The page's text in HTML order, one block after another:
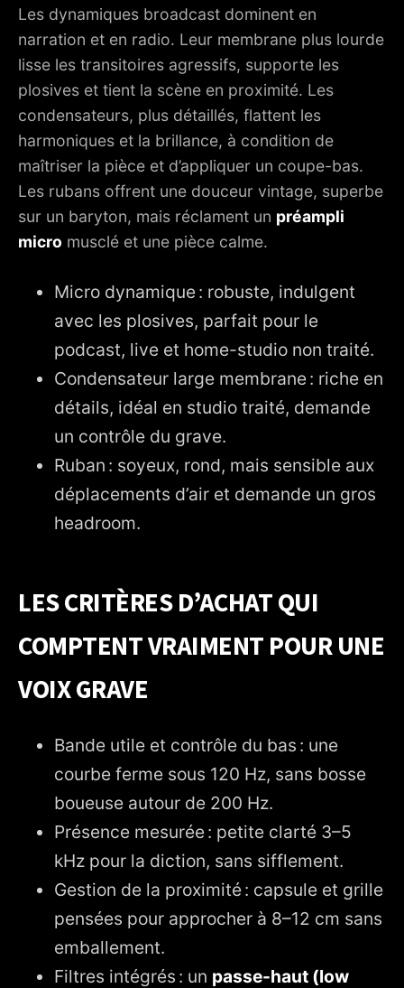
Les dynamiques broadcast dominent en
narration et en radio. Leur membrane plus lourde
lisse les transitoires agressifs, supporte les
plosives et tient la scène en proximité. Les
condensateurs, plus détaillés, flattent les
harmoniques et la brillance, à condition de
maîtriser la pièce et d’appliquer un coupe-bas.
Les rubans offrent une douceur vintage, superbe
sur un baryton, mais réclament un préampli
micro musclé et une pièce calme.
Micro dynamique : robuste, indulgent
avec les plosives, parfait pour le
podcast, live et home-studio non traité.
Condensateur large membrane : riche en
détails, idéal en studio traité, demande
un contrôle du grave.
Ruban : soyeux, rond, mais sensible aux
déplacements d’air et demande un gros
headroom.
LES CRITÈRES D’ACHAT QUI
COMPTENT VRAIMENT POUR UNE
VOIX GRAVE
Bande utile et contrôle du bas : une
courbe ferme sous 120 Hz, sans bosse
boueuse autour de 200 Hz.
Présence mesurée : petite clarté 3–5
kHz pour la diction, sans sifflement.
Gestion de la proximité : capsule et grille
pensées pour approcher à 8–12 cm sans
emballement.
Filtres intégrés : un passe-haut (low